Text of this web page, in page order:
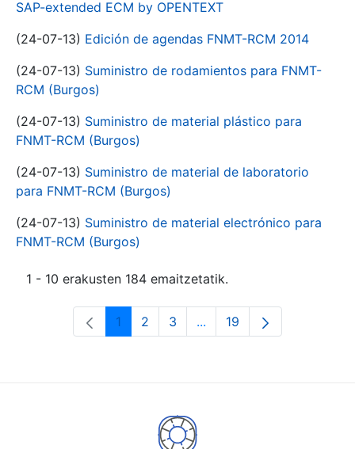
SAP-extended ECM by OPENTEXT
(24-07-13) Edición de agendas FNMT-RCM 2014
(24-07-13) Suministro de rodamientos para FNMT-
RCM (Burgos)
(24-07-13) Suministro de material plástico para
FNMT-RCM (Burgos)
(24-07-13) Suministro de material de laboratorio
para FNMT-RCM (Burgos)
(24-07-13) Suministro de material electrónico para
FNMT-RCM (Burgos)
1 - 10 erakusten 184 emaitzetatik.
Orrialdea
1 Orrialdea
2 Orrialdea
3 ...Intermediate Pages Use
Orrialdea
19